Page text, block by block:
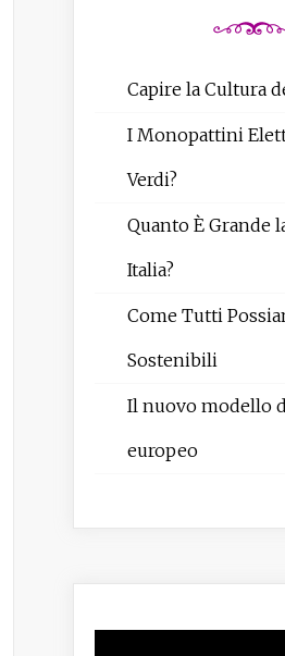
Capire la Cultura
I Monopattini
Verdi?
Quanto È Grande
Italia?
Come Tutti
Sostenibili
Il nuovo modello
europeo